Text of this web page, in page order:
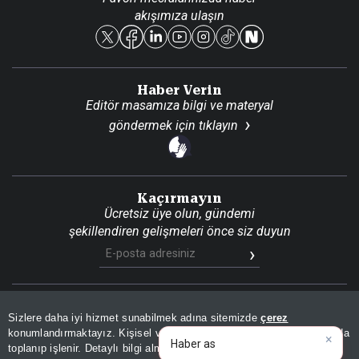
Sizlere daha iyi hizmet sunabilmek adına sitemizdeçerez
konumlandırmaktayız. Kişisel verileriniz, KVKK ve GDPR kapsamında
toplanıp işlenir. Detaylı bilgi almak içinAydınlatma Metnimizi
Reklam Ver
akışımıza ulaşın
Haber Verin
Editör masamıza bilgi ve materyal
göndermek için tıklayın
Kaçırmayın
Ücretsiz üye olun, gündemi
şekillendiren gelişmeleri önce siz duyun
Son DakikaSite HaritasıRSSKVKK Aydınlatma Metni
Gizlilik PolitikasıÇerez Politikası
×
Bu